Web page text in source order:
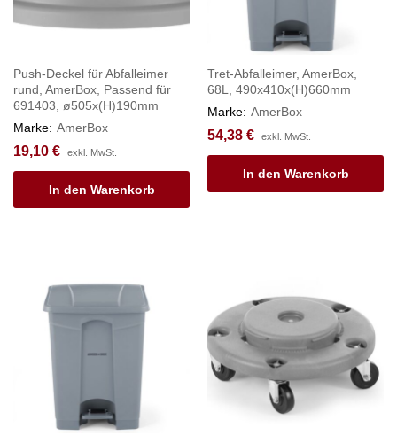
Push-Deckel für Abfalleimer
rund, AmerBox, Passend für
691403, ø505x(H)190mm
Marke: AmerBox
19,10 € exkl. MwSt.
In den Warenkorb
Tret-Abfalleimer, AmerBox,
68L, 490x410x(H)660mm
Marke: AmerBox
54,38 € exkl. MwSt.
In den Warenkorb